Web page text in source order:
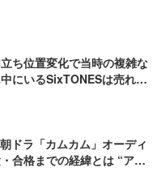
ち位置変化で当時の複雑な
にいるSixTONESは売れな
ドラ「カムカム」オーディ
合格までの経緯とは “アイ